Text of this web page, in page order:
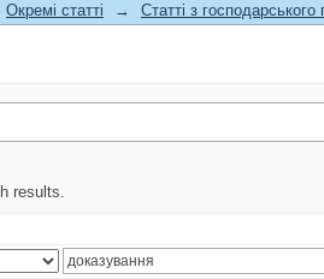
Окремі статті → Статті з господарського
results.